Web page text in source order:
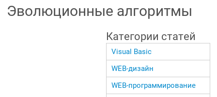
Эволюционные алгоритмы
Категории статей
Visual Basic
WEB-дизайн
WEB-программирование